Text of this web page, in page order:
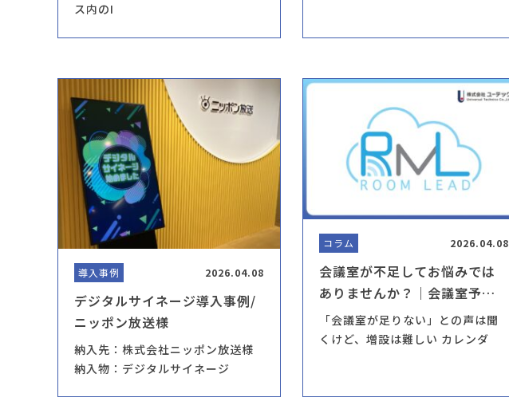
ス内のI
導入事例 2026.04.08
デジタルサイネージ導入事例/
ニッポン放送様
納入先：株式会社ニッポン放送様
納入物：デジタルサイネージ
コラム 2026.04.08
会議室が不足してお悩みでは
ありませんか？｜会議室予約
システムRoomLeadのご紹介
「会議室が足りない」との声は聞
くけど、増設は難しい カレンダ